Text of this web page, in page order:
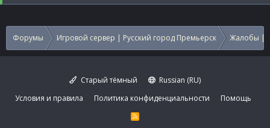
Форумы Игровой сервер | Русский город Премьерск Жалобы |
Старый тёмный
Russian (RU)
Условия и правила
Политика конфиденциальности Помощь
R
S